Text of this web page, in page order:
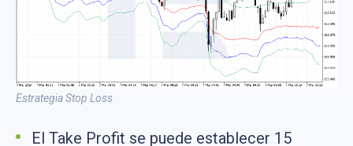
Estrategia Stop Loss
El Take Profit se puede establecer 15